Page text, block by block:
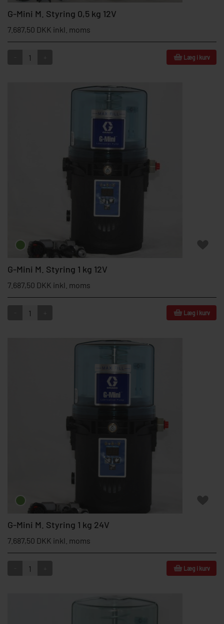
G-Mini M. Styring 0,5 kg 12V
7.687,50 DKK inkl. moms
Læg i kurv
G-Mini M. Styring 1 kg 12V
7.687,50 DKK inkl. moms
Læg i kurv
G-Mini M. Styring 1 kg 24V
7.687,50 DKK inkl. moms
Læg i kurv